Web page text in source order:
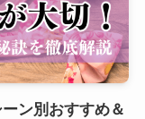
ン別おすすめ＆